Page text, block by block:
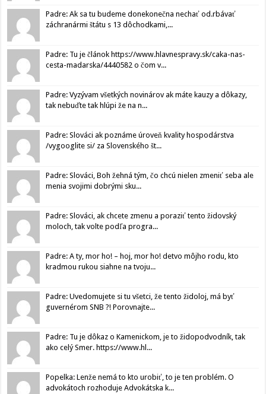
Padre: Ak sa tu budeme donekonečna nechať od.rbávať
záchranármi štátu s 13 dôchodkami,...
Padre: Tu je článok https://www.hlavnespravy.sk/caka-nas-
cesta-madarska/4440582 o čom v...
Padre: Vyzývam všetkých novinárov ak máte kauzy a dôkazy,
tak nebuďte tak hlúpi že na n...
Padre: Slováci ak poznáme úroveň kvality hospodárstva
/vygooglite si/ za Slovenského št...
Padre: Slováci, Boh žehná tým, čo chcú nielen zmeniť seba ale
menia svojimi dobrými sku...
Padre: Slováci, ak chcete zmenu a poraziť tento židovský
moloch, tak volte podľa progra...
Padre: A ty, mor ho! – hoj, mor ho! detvo môjho rodu, kto
kradmou rukou siahne na tvoju...
Padre: Uvedomujete si tu všetci, že tento židoloj, má byť
guvernérom SNB ?! Porovnajte...
Padre: Tu je dôkaz o Kamenickom, je to židopodvodník, tak
ako celý Smer. https://www.hl...
Popelka: Lenže nemá to kto urobiť, to je ten problém. O
advokátoch rozhoduje Advokátska k...